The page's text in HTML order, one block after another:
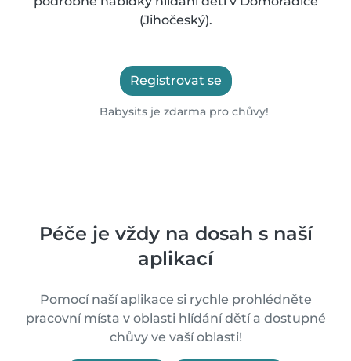
(Jihočeský).
Registrovat se
Babysits je zdarma pro chůvy!
Péče je vždy na dosah s naší
aplikací
Pomocí naší aplikace si rychle prohlédněte
pracovní místa v oblasti hlídání dětí a dostupné
chůvy ve vaší oblasti!